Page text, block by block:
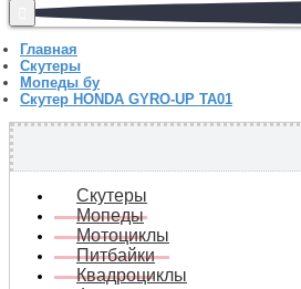
Главная
Скутеры
Мопеды бу
Скутер HONDA GYRO-UP TA01
Скутеры
Мопеды
Мотоциклы
Питбайки
Квадроциклы